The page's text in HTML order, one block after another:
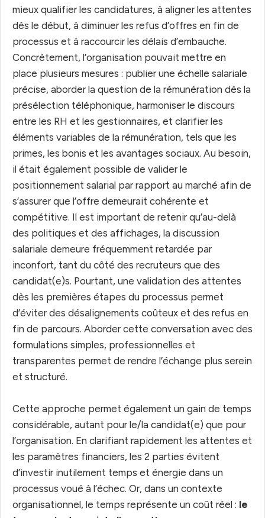
mieux qualifier les candidatures, à aligner les attentes
dès le début, à diminuer les refus d’offres en fin de
processus et à raccourcir les délais d’embauche.
Concrètement, l’organisation pouvait mettre en
place plusieurs mesures : publier une échelle salariale
précise, aborder la question de la rémunération dès la
présélection téléphonique, harmoniser le discours
entre les RH et les gestionnaires, et clarifier les
éléments variables de la rémunération, tels que les
primes, les bonis et les avantages sociaux. Au besoin,
il était également possible de valider le
positionnement salarial par rapport au marché afin de
s’assurer que l’offre demeurait cohérente et
compétitive. Il est important de retenir qu’au-delà
des politiques et des affichages, la discussion
salariale demeure fréquemment retardée par
inconfort, tant du côté des recruteurs que des
candidat(e)s. Pourtant, une validation des attentes
dès les premières étapes du processus permet
d’éviter des désalignements coûteux et des refus en
fin de parcours. Aborder cette conversation avec des
formulations simples, professionnelles et
transparentes permet de rendre l’échange plus serein
et structuré.
Cette approche permet également un gain de temps
considérable, autant pour le/la candidat(e) que pour
l’organisation. En clarifiant rapidement les attentes et
les paramètres financiers, les 2 parties évitent
d’investir inutilement temps et énergie dans un
processus voué à l’échec. Or, dans un contexte
organisationnel, le temps représente un coût réel : le